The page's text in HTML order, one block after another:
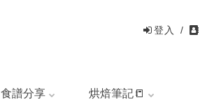
登入 /
食譜分享 烘焙筆記📒